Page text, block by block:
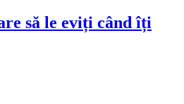
să le eviți când îți